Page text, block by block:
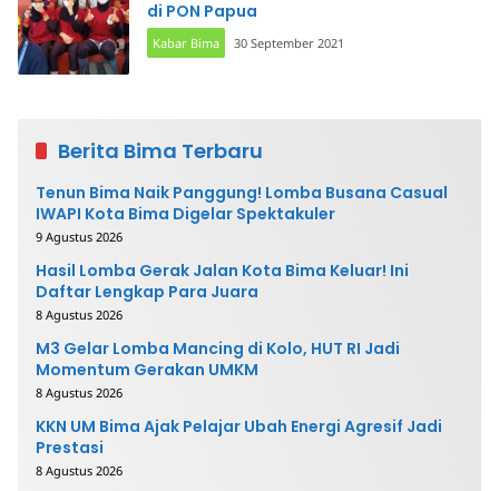
di PON Papua
Kabar Bima 30 September 2021
Berita Bima Terbaru
Tenun Bima Naik Panggung! Lomba Busana Casual
IWAPI Kota Bima Digelar Spektakuler
9 Agustus 2026
Hasil Lomba Gerak Jalan Kota Bima Keluar! Ini
Daftar Lengkap Para Juara
8 Agustus 2026
M3 Gelar Lomba Mancing di Kolo, HUT RI Jadi
Momentum Gerakan UMKM
8 Agustus 2026
KKN UM Bima Ajak Pelajar Ubah Energi Agresif Jadi
Prestasi
8 Agustus 2026